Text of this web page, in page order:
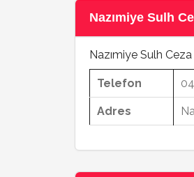
Nazımiye Sulh
Nazımiye Sulh
Telefon
Adres